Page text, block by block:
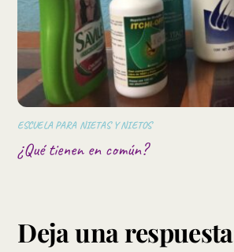
ESCUELA PARA NIETAS Y NIETOS
¿Qué tienen en común?
Deja una respuesta